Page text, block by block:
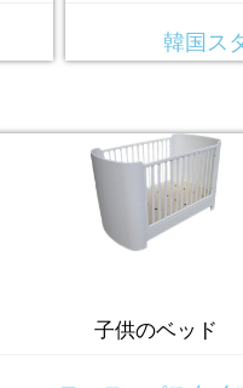
韓国ス
子供のベッド